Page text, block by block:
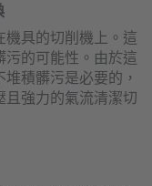
機具的切削機上。這
污的可能性。由於這
積髒污是必要的，
且強力的氣流清潔切